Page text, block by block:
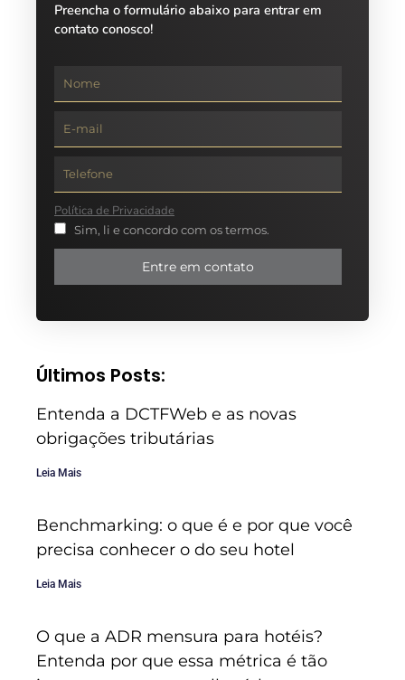
Preencha o formulário abaixo para entrar em
contato conosco!
Política de Privacidade
Sim, li e concordo com os termos.
Entre em contato
Últimos Posts:
Entenda a DCTFWeb e as novas
obrigações tributárias
Leia Mais
Benchmarking: o que é e por que você
precisa conhecer o do seu hotel
Leia Mais
O que a ADR mensura para hotéis?
Entenda por que essa métrica é tão